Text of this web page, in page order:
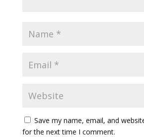
Save my name, email, and
for the next time I comment.